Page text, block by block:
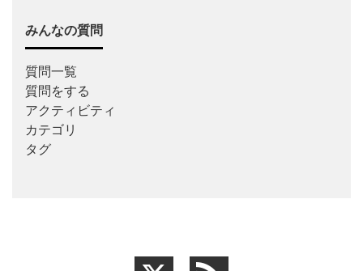
みんなの質問
質問一覧
質問をする
アクティビティ
カテゴリ
タグ